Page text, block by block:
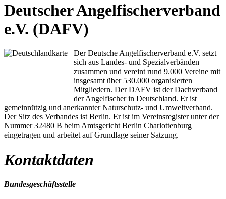
Deutscher Angelfischerverband
e.V. (DAFV)
Der Deutsche Angelfischerverband e.V. setzt
sich aus Landes- und Spezialverbänden
zusammen und vereint rund 9.000 Vereine mit
insgesamt über 530.000 organisierten
Mitgliedern. Der DAFV ist der Dachverband
der Angelfischer in Deutschland. Er ist
gemeinnützig und anerkannter Naturschutz- und Umweltverband.
Der Sitz des Verbandes ist Berlin. Er ist im Vereinsregister unter der
Nummer 32480 B beim Amtsgericht Berlin Charlottenburg
eingetragen und arbeitet auf Grundlage seiner Satzung.
Kontaktdaten
Bundesgeschäftsstelle